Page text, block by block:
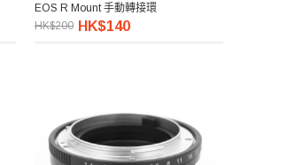
EOS R Mount 手動轉接環
HK$200 HK$140